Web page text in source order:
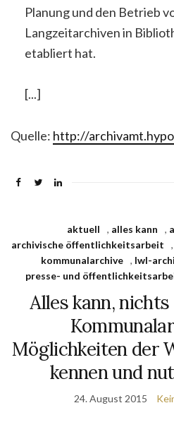
Planung und den Betrieb
Langzeitarchiven in
etabliert hat.
[...]
Quelle: http://
aktuell , alles kann ,
archivische öffentlichkeitsarbeit
,
kommunalarchive , lwl-
presse- und
Alles kann,
Möglichkeiten der
kennen und
24. August 2015